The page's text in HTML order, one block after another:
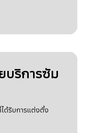
ริการซัม
ด้รับการแต่งตั้ง